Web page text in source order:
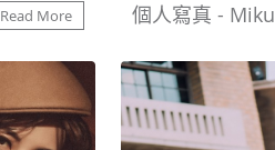
Read More 個人寫真 - Miku